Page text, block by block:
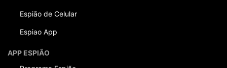
Espião de Celular
Espiao App
APP ESPIÃO